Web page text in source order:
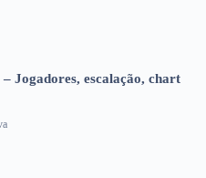
Jogadores, escalação, chart